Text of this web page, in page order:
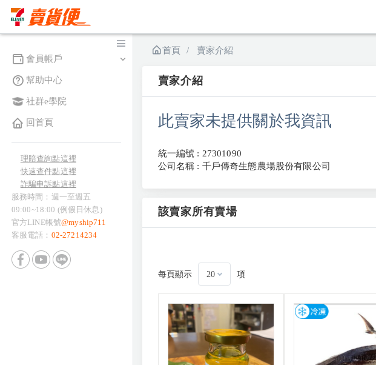
會員帳戶
幫助中心
社群e學院
回首頁
理賠查詢點這裡
快速查件點這裡
詐騙申訴點這裡
服務時間：週一至週五
09:00~18:00 (例假日休息)
官方LINE帳號@myship711
客服電話： 02-27214234
首頁 賣家介紹
賣家介紹
此賣家未提供關於我資訊
統一編號 : 27301090
公司名稱 : 千戶傳奇生態農場股份有限公司
該賣家所有賣場
每頁顯示 20 項